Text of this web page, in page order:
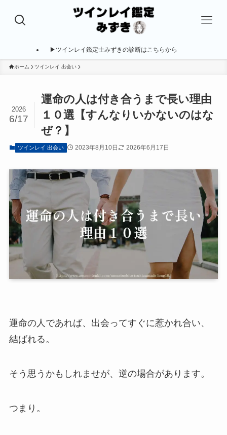
▶ツインレイ鑑定士みずきの診断はこちらから
ホーム ツインレイ 出会い
運命の人は付き合うまで長い理由
１０選【すんなりいかないのはな
ぜ？】
2026
6/17
ツインレイ 出会い 2023年8月10日 2026年6月17日
運命の人であれば、出会ってすぐに惹かれ合い、
結ばれる。
そう思うかもしれませが、逆の場合があります。
つまり。